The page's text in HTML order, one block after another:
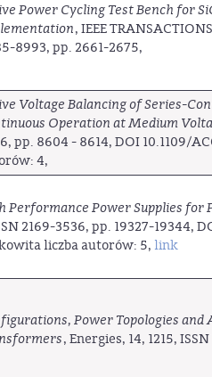
Power Cycling Test Bench for
, IEEE
8993, pp. 2661-2675,
Voltage Balancing of Series-
Operation at Medium
pp. 8604 - 8614, DOI 10.1109/
4,
Performance Power Supplies for
2169-3536, pp. 19327-19344,
liczba autorów: 5, link
Power Topologies
, Energies, 14, 1215,